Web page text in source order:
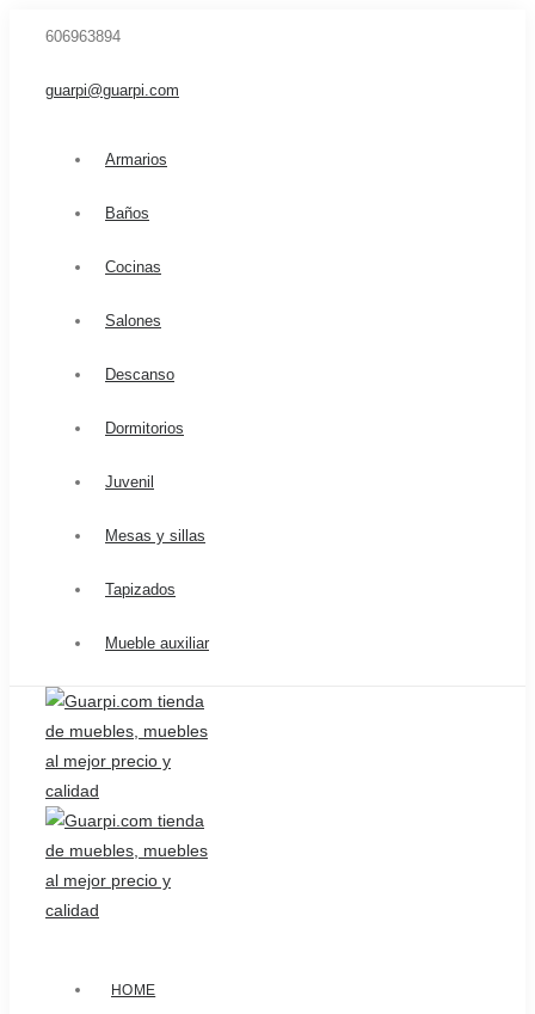
606963894
guarpi@guarpi.com
Armarios
Baños
Cocinas
Salones
Descanso
Dormitorios
Juvenil
Mesas y sillas
Tapizados
Mueble auxiliar
HOME